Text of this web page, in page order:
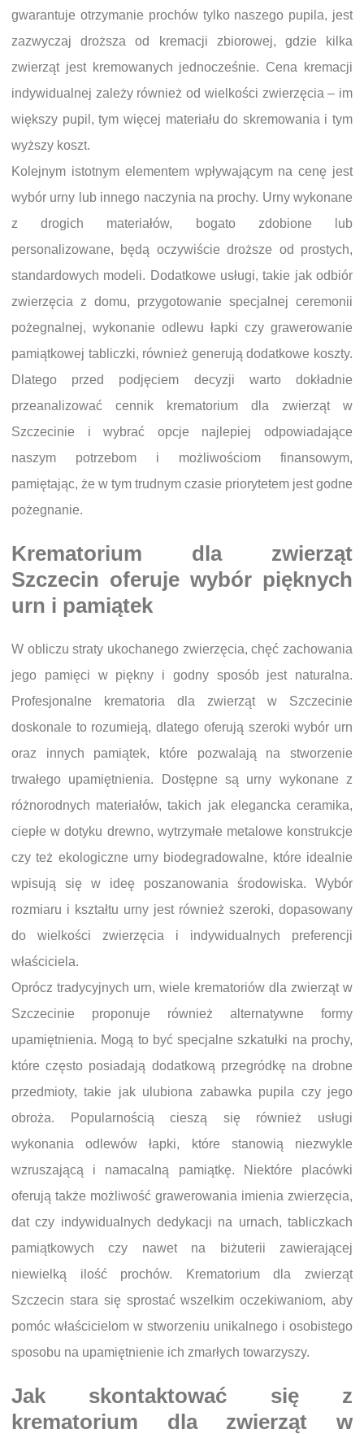
gwarantuje otrzymanie prochów tylko naszego pupila, jest
zazwyczaj droższa od kremacji zbiorowej, gdzie kilka
zwierząt jest kremowanych jednocześnie. Cena kremacji
indywidualnej zależy również od wielkości zwierzęcia – im
większy pupil, tym więcej materiału do skremowania i tym
wyższy koszt.
Kolejnym istotnym elementem wpływającym na cenę jest
wybór urny lub innego naczynia na prochy. Urny wykonane
z drogich materiałów, bogato zdobione lub
personalizowane, będą oczywiście droższe od prostych,
standardowych modeli. Dodatkowe usługi, takie jak odbiór
zwierzęcia z domu, przygotowanie specjalnej ceremonii
pożegnalnej, wykonanie odlewu łapki czy grawerowanie
pamiątkowej tabliczki, również generują dodatkowe koszty.
Dlatego przed podjęciem decyzji warto dokładnie
przeanalizować cennik krematorium dla zwierząt w
Szczecinie i wybrać opcje najlepiej odpowiadające
naszym potrzebom i możliwościom finansowym,
pamiętając, że w tym trudnym czasie priorytetem jest godne
pożegnanie.
Krematorium dla zwierząt
Szczecin oferuje wybór pięknych
urn i pamiątek
W obliczu straty ukochanego zwierzęcia, chęć zachowania
jego pamięci w piękny i godny sposób jest naturalna.
Profesjonalne krematoria dla zwierząt w Szczecinie
doskonale to rozumieją, dlatego oferują szeroki wybór urn
oraz innych pamiątek, które pozwalają na stworzenie
trwałego upamiętnienia. Dostępne są urny wykonane z
różnorodnych materiałów, takich jak elegancka ceramika,
ciepłe w dotyku drewno, wytrzymałe metalowe konstrukcje
czy też ekologiczne urny biodegradowalne, które idealnie
wpisują się w ideę poszanowania środowiska. Wybór
rozmiaru i kształtu urny jest również szeroki, dopasowany
do wielkości zwierzęcia i indywidualnych preferencji
właściciela.
Oprócz tradycyjnych urn, wiele krematoriów dla zwierząt w
Szczecinie proponuje również alternatywne formy
upamiętnienia. Mogą to być specjalne szkatułki na prochy,
które często posiadają dodatkową przegródkę na drobne
przedmioty, takie jak ulubiona zabawka pupila czy jego
obroża. Popularnością cieszą się również usługi
wykonania odlewów łapki, które stanowią niezwykle
wzruszającą i namacalną pamiątkę. Niektóre placówki
oferują także możliwość grawerowania imienia zwierzęcia,
dat czy indywidualnych dedykacji na urnach, tabliczkach
pamiątkowych czy nawet na biżuterii zawierającej
niewielką ilość prochów. Krematorium dla zwierząt
Szczecin stara się sprostać wszelkim oczekiwaniom, aby
pomóc właścicielom w stworzeniu unikalnego i osobistego
sposobu na upamiętnienie ich zmarłych towarzyszy.
Jak skontaktować się z
krematorium dla zwierząt w